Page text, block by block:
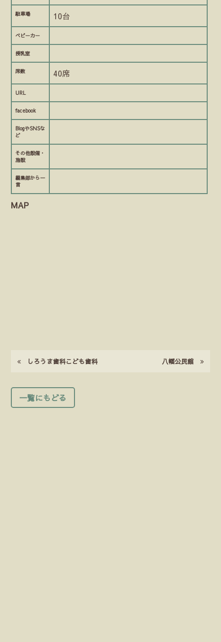
駐車場 10台
ベビーカー
授乳室
席数 40席
URL
facebook
BlogやSNSな
ど
その他設備・
施設
編集部から一
言
MAP
しろうま歯科こども歯科 八幡公民館
一覧にもどる